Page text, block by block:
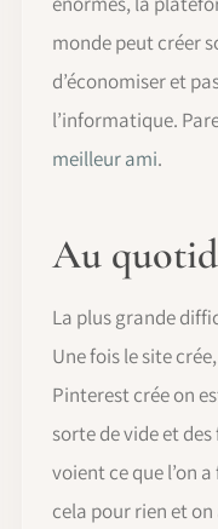
monde peut créer
d’économiser et
l’informatique.
meilleur ami.
Au
La plus grande
Une fois le site
Pinterest crée on
sorte de vide et
voient ce que l’on
cela pour rien et